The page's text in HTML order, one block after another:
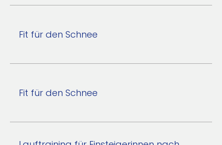
Fit für den Schnee
Fit für den Schnee